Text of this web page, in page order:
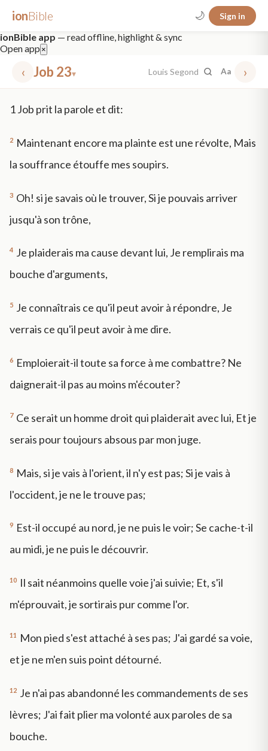
ionBible 🌙 Sign in
ionBible app — read offline, highlight & sync
Open app ×
‹ Job 23▾ Louis Segond Aa ›
1Job prit la parole et dit:
2 Maintenant encore ma plainte est une révolte, Mais
la souffrance étouffe mes soupirs.
3 Oh! si je savais où le trouver, Si je pouvais arriver
jusqu'à son trône,
4 Je plaiderais ma cause devant lui, Je remplirais ma
bouche d'arguments,
5 Je connaîtrais ce qu'il peut avoir à répondre, Je
verrais ce qu'il peut avoir à me dire.
6 Emploierait-il toute sa force à me combattre? Ne
daignerait-il pas au moins m'écouter?
7 Ce serait un homme droit qui plaiderait avec lui, Et je
serais pour toujours absous par mon juge.
8 Mais, si je vais à l'orient, il n'y est pas; Si je vais à
l'occident, je ne le trouve pas;
9 Est-il occupé au nord, je ne puis le voir; Se cache-t-il
au midi, je ne puis le découvrir.
10 Il sait néanmoins quelle voie j'ai suivie; Et, s'il
m'éprouvait, je sortirais pur comme l'or.
11
Mon pied s'est attaché à ses pas; J'ai gardé sa voie,
et je ne m'en suis point détourné.
12 Je n'ai pas abandonné les commandements de ses
lèvres; J'ai fait plier ma volonté aux paroles de sa
bouche.